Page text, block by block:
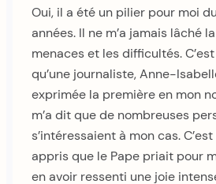
Oui, il a été un pilier pour moi
années. Il ne m’a jamais lâché
menaces et les difficultés.
qu’une journaliste, Anne-
exprimée la première en mon
m’a dit que de nombreuses
s’intéressaient à mon cas.
appris que le Pape priait pour
en avoir ressenti une joie